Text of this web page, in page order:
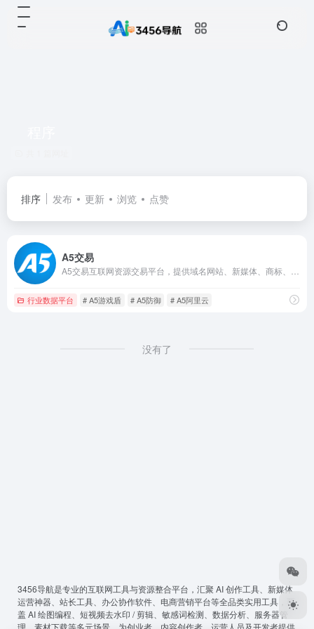
排序 发布 更新 浏览 点赞
A5交易
行业数据平台 # A5游戏盾 # A5防御 # A5阿里云
没有了
3456导航是专业的互联网工具与资源整合平台，汇聚 AI 创作工具、新媒体
运营神器、站长工具、办公协作软件、电商营销平台等全品类实用工具，覆
盖 AI 绘图编程、短视频去水印 / 剪辑、敏感词检测、数据分析、服务器管
理、素材下载等多元场景，为创业者、内容创作者、运营人员及开发者提供